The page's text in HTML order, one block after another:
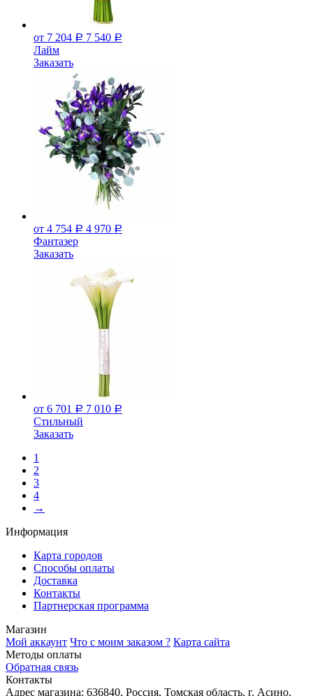
от 7 204 Р 7 540 Р
Лайм
Заказать
от 4 754 Р 4 970 Р
Фантазер
Заказать
от 6 701 Р 7 010 Р
Стильный
Заказать
1
2
3
4
→
Информация
Карта городов
Способы оплаты
Доставка
Контакты
Партнерская программа
Магазин
Мой аккаунт Что с моим заказом ? Карта сайта
Методы оплаты
Обратная связь
Контакты
Адрес магазина: 636840, Россия, Томская область, г. Асино,